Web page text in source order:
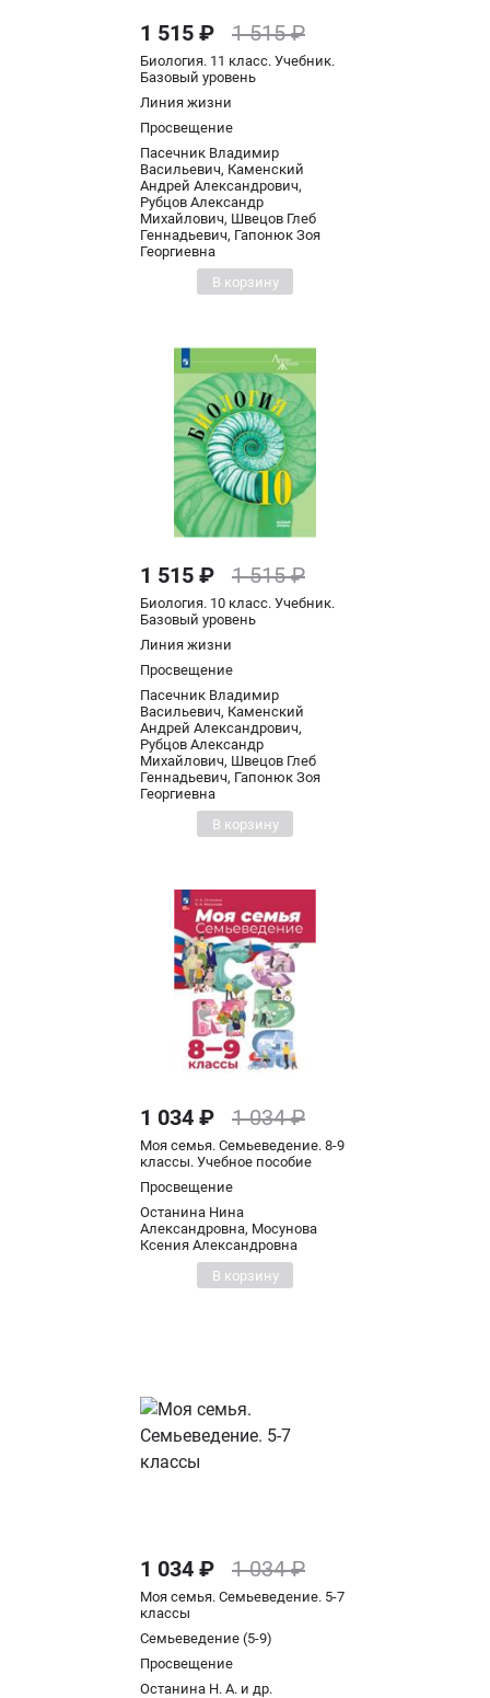
1 515 ₽ 1 515 ₽
Биология. 11 класс. Учебник.
Базовый уровень
Линия жизни
Просвещение
Пасечник Владимир
Васильевич, Каменский
Андрей Александрович,
Рубцов Александр
Михайлович, Швецов Глеб
Геннадьевич, Гапонюк Зоя
Георгиевна
В корзину
1 515 ₽ 1 515 ₽
Биология. 10 класс. Учебник.
Базовый уровень
Линия жизни
Просвещение
Пасечник Владимир
Васильевич, Каменский
Андрей Александрович,
Рубцов Александр
Михайлович, Швецов Глеб
Геннадьевич, Гапонюк Зоя
Георгиевна
В корзину
1 034 ₽ 1 034 ₽
Моя семья. Семьеведение. 8-9
классы. Учебное пособие
Просвещение
Останина Нина
Александровна, Мосунова
Ксения Александровна
В корзину
1 034 ₽ 1 034 ₽
Моя семья. Семьеведение. 5-7
классы
Семьеведение (5-9)
Просвещение
Останина Н. А. и др.